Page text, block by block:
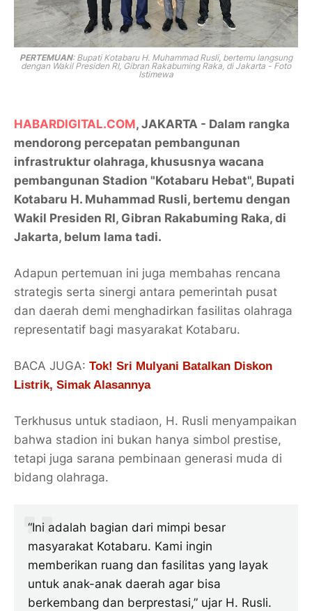
PERTEMUAN: Bupati Kotabaru H. Muhammad Rusli, bertemu langsung
dengan Wakil Presiden RI, Gibran Rakabuming Raka, di Jakarta - Foto
Istimewa
HABARDIGITAL.COM, JAKARTA - Dalam rangka
mendorong percepatan pembangunan
infrastruktur olahraga, khususnya wacana
pembangunan Stadion "Kotabaru Hebat", Bupati
Kotabaru H. Muhammad Rusli, bertemu dengan
Wakil Presiden RI, Gibran Rakabuming Raka, di
Jakarta, belum lama tadi.
Adapun pertemuan ini juga membahas rencana
strategis serta sinergi antara pemerintah pusat
dan daerah demi menghadirkan fasilitas olahraga
representatif bagi masyarakat Kotabaru.
BACA JUGA: Tok! Sri Mulyani Batalkan Diskon
Listrik, Simak Alasannya
Terkhusus untuk stadiaon, H. Rusli menyampaikan
bahwa stadion ini bukan hanya simbol prestise,
tetapi juga sarana pembinaan generasi muda di
bidang olahraga.
“Ini adalah bagian dari mimpi besar
masyarakat Kotabaru. Kami ingin
memberikan ruang dan fasilitas yang layak
untuk anak-anak daerah agar bisa
berkembang dan berprestasi,” ujar H. Rusli.